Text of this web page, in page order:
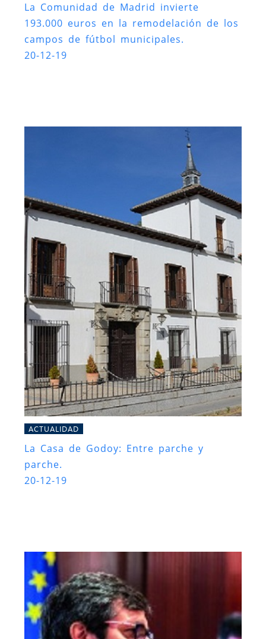
La Comunidad de Madrid invierte
193.000 euros en la remodelación de los
campos de fútbol municipales.
20-12-19
ACTUALIDAD
La Casa de Godoy: Entre parche y
parche.
20-12-19